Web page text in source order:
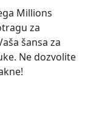
Millions
za
šansa za
Ne dozvolite